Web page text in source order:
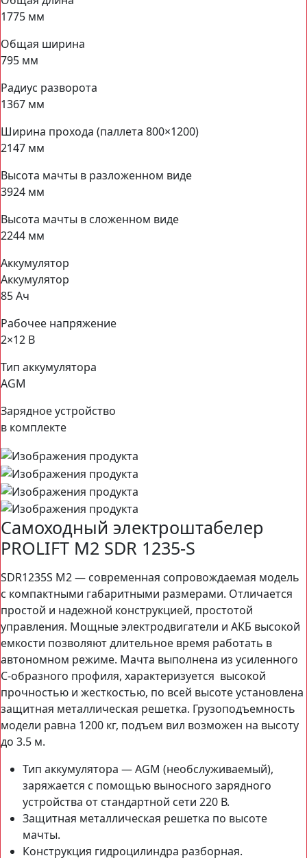
1775 мм
Общая ширина
795 мм
Радиус разворота
1367 мм
Ширина прохода (паллета 800×1200)
2147 мм
Высота мачты в разложенном виде
3924 мм
Высота мачты в сложенном виде
2244 мм
Аккумулятор
Аккумулятор
85 Ач
Рабочее напряжение
2×12 В
Тип аккумулятора
AGM
Зарядное устройство
в комплекте
Самоходный электроштабелер
PROLIFT M2 SDR 1235-S
SDR1235S M2 — современная сопровождаемая модель
с компактными габаритными размерами. Отличается
простой и надежной конструкцией, простотой
управления. Мощные электродвигатели и АКБ высокой
емкости позволяют длительное время работать в
автономном режиме. Мачта выполнена из усиленного
С-образного профиля, характеризуется высокой
прочностью и жесткостью, по всей высоте установлена
защитная металлическая решетка. Грузоподъемность
модели равна 1200 кг, подъем вил возможен на высоту
до 3.5 м.
Тип аккумулятора — AGM (необслуживаемый),
заряжается с помощью выносного зарядного
устройства от стандартной сети 220 В.
Защитная металлическая решетка по высоте
мачты.
Конструкция гидроцилиндра разборная.